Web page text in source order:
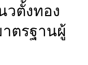
วตั้งทอง
าตรฐานผู้